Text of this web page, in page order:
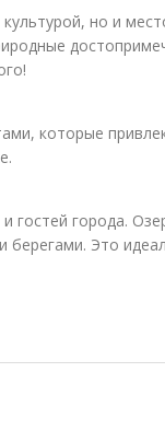
но и
которые
гостей города.
берегами. Это